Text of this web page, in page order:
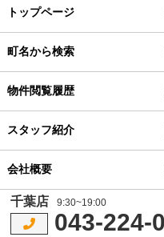
トップページ
町名から検索
物件閲覧履歴
スタッフ紹介
会社概要
千葉店 9:30~19:00
043-224-